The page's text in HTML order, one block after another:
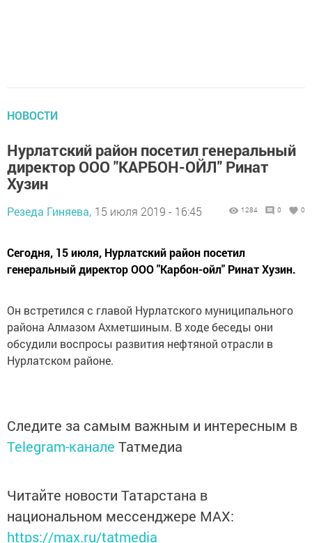
НОВОСТИ
Нурлатский район посетил генеральный
директор ООО "КАРБОН-ОЙЛ" Ринат
Хузин
Резеда Гиняева, 15 июля 2019 - 16:45 1284 0 0
Сегодня, 15 июля, Нурлатский район посетил
генеральный директор ООО "Карбон-ойл" Ринат Хузин.
Он встретился с главой Нурлатского муниципального
района Алмазом Ахметшиным. В ходе беседы они
обсудили воспросы развития нефтяной отрасли в
Нурлатском районе.
Следите за самым важным и интересным в
Telegram-канале Татмедиа
Читайте новости Татарстана в
национальном мессенджере MАХ:
https://max.ru/tatmedia